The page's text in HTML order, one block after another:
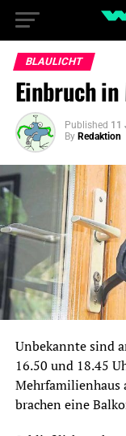
BLAULICHT
Einbruch
Published 11
By Redaktion
Unbekannte sind
16.50 und 18.45
Mehrfamilienhaus
brachen eine